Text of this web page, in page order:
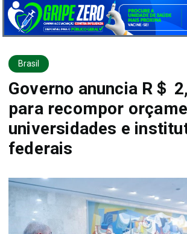
Brasil
Governo anuncia R＄
para recompor
universidades e
federais